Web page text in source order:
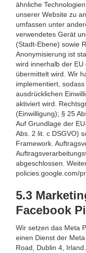
ähnliche
unserer Website zu
umfassen unter
verwendetes Gerät
(Stadt-Ebene) sowie
Anonymisierung ist
wird innerhalb der
übermittelt wird. Wir
implementiert,
ausdrücklichen
aktiviert wird.
(Einwilligung); § 25
Auf Grundlage der
Abs. 2 lit. c DSGVO)
Framework.
abgeschlossen.
policies.google.com/
5.3
Facebook
Wir setzen das Meta
einen Dienst der
Road, Dublin 4,